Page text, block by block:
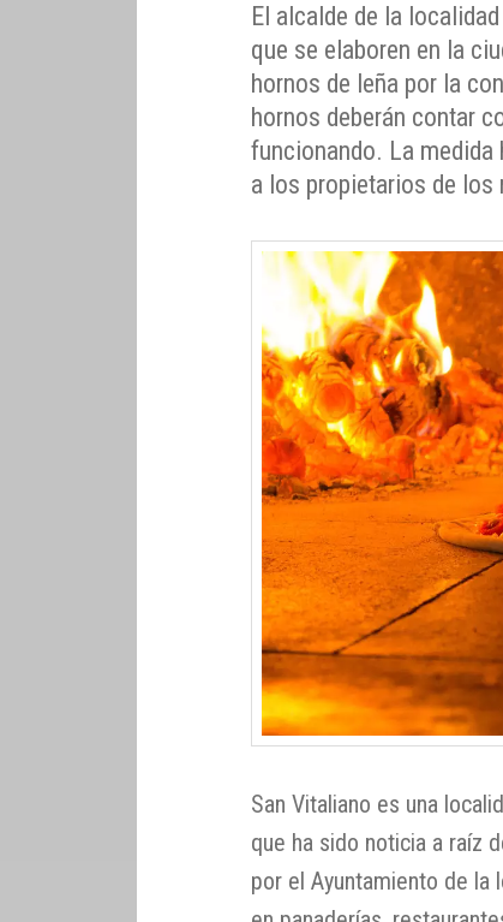
El alcalde de la
que se elaboren en la
hornos de leña por la
hornos deberán contar
funcionando. La medida
a los propietarios de los
San Vitaliano es una
que ha sido noticia a raíz
por el Ayuntamiento de la